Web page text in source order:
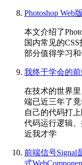
Photoshop Web
本文介绍了
国内常见的
部分值得学习和
我终于学会的
在技术的世界
端已近三年了
自己的代码打
代码运行逻辑
近我才学
前端信号Signal
式